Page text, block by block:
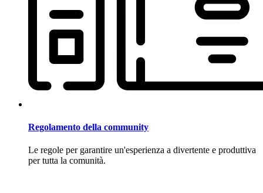
Regolamento della community
Le regole per garantire un'esperienza a divertente e produttiva
per tutta la comunità.